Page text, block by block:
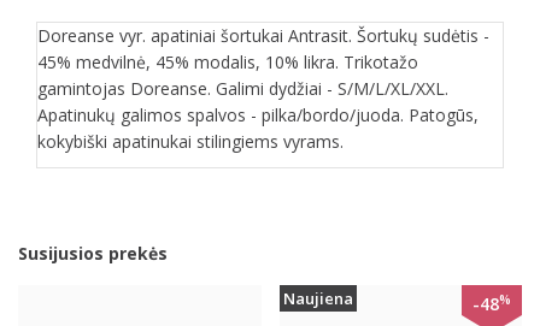
Doreanse vyr. apatiniai šortukai Antrasit. Šortukų sudėtis -
45% medvilnė, 45% modalis, 10% likra. Trikotažo
gamintojas Doreanse. Galimi dydžiai - S/M/L/XL/XXL.
Apatinukų galimos spalvos - pilka/bordo/juoda. Patogūs,
kokybiški apatinukai stilingiems vyrams.
Susijusios prekės
Naujiena -48%